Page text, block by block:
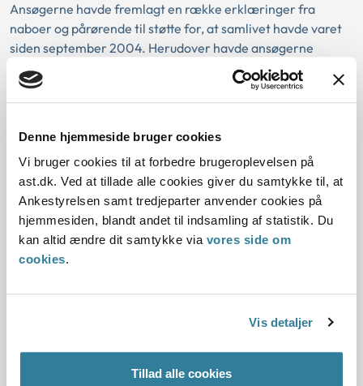
Denne hjemmeside bruger cookies
Vi bruger cookies til at forbedre brugeroplevelsen på
ast.dk. Ved at tillade alle cookies giver du samtykke til, at
Ankestyrelsen samt tredjeparter anvender cookies på
hjemmesiden, blandt andet til indsamling af statistik. Du
kan altid ændre dit samtykke via vores side om
cookies.
Vis detaljer
Tillad alle cookies
Ansøgerne havde fremlagt en række erklæringer fra
naboer og pårørende til støtte for, at samlivet havde varet
siden september 2004. Herudover havde ansøgerne
redegjort for, at de påbegyndte barnløshedsbehandling i
september 2005.
at ansøgerne havde dannet par gennem længere tid, ikke
dokumenterede, at de havde været samlevende, således
som det kræves efter bekendtgørelsens § 8.
Nævnet fandt ved vurderingen af sagens oplysninger, at
der alene var dokumentation for, at ansøgerne havde levet
i et egentligt samliv siden september 2005, hvor de
sagen forelå særlige omstændigheder, der kunne
begrunde, at der blev dispenseret fra samlivskravet.